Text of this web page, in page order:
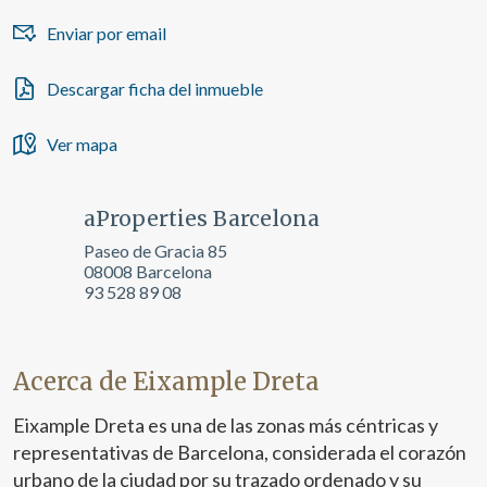
Enviar por email
Descargar ficha del inmueble
Ver mapa
aProperties Barcelona
Paseo de Gracia 85
08008 Barcelona
93 528 89 08
Acerca de Eixample Dreta
Eixample Dreta es una de las zonas más céntricas y
representativas de Barcelona, considerada el corazón
urbano de la ciudad por su trazado ordenado y su
relacionada con el perfil de navegación del usuario.